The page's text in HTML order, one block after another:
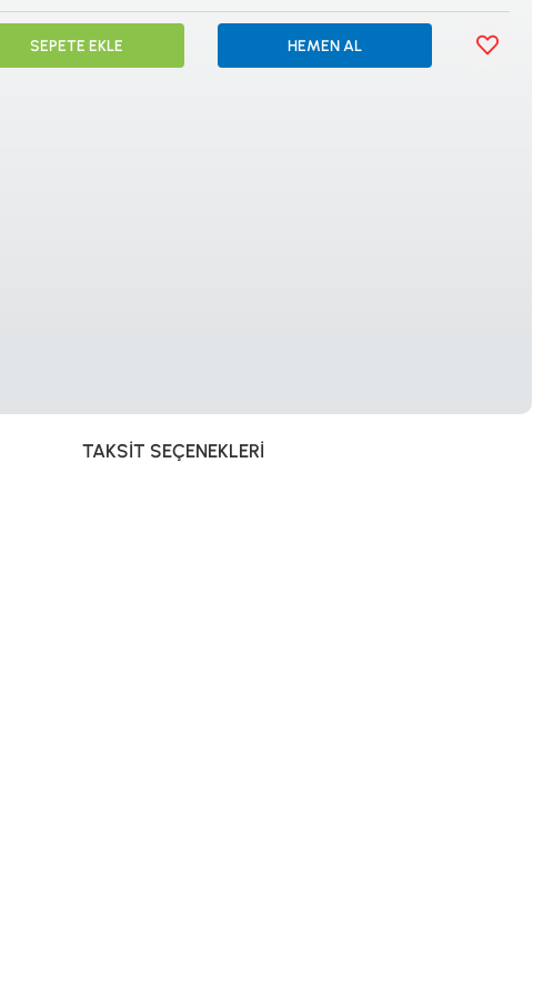
İSTANBUL
SEPETE EKLE HEMEN AL
TAKSIT SEÇENEKLERI